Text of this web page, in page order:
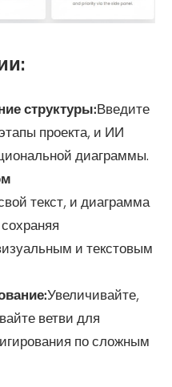
структуры:Введите
проекта, и ИИ
диаграммы.
текст, и диаграмма
и текстовым
Увеличивайте,
ветви для
по сложным